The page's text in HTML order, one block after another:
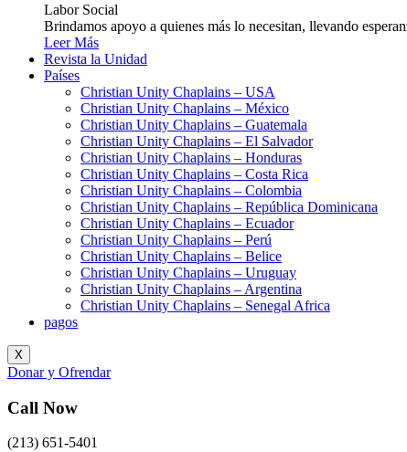
Labor Social
Brindamos apoyo a quienes más lo necesitan, llevando
Leer Más
Revista la Unidad
Países
Christian Unity Chaplains – USA
Christian Unity Chaplains – México
Christian Unity Chaplains – Guatemala
Christian Unity Chaplains – El Salvador
Christian Unity Chaplains – Honduras
Christian Unity Chaplains – Costa Rica
Christian Unity Chaplains – Colombia
Christian Unity Chaplains – República Dominicana
Christian Unity Chaplains – Ecuador
Christian Unity Chaplains – Perú
Christian Unity Chaplains – Belice
Christian Unity Chaplains – Uruguay
Christian Unity Chaplains – Argentina
Christian Unity Chaplains – Senegal Africa
pagos
X
Donar y Ofrendar
Call Now
(213) 651-5401